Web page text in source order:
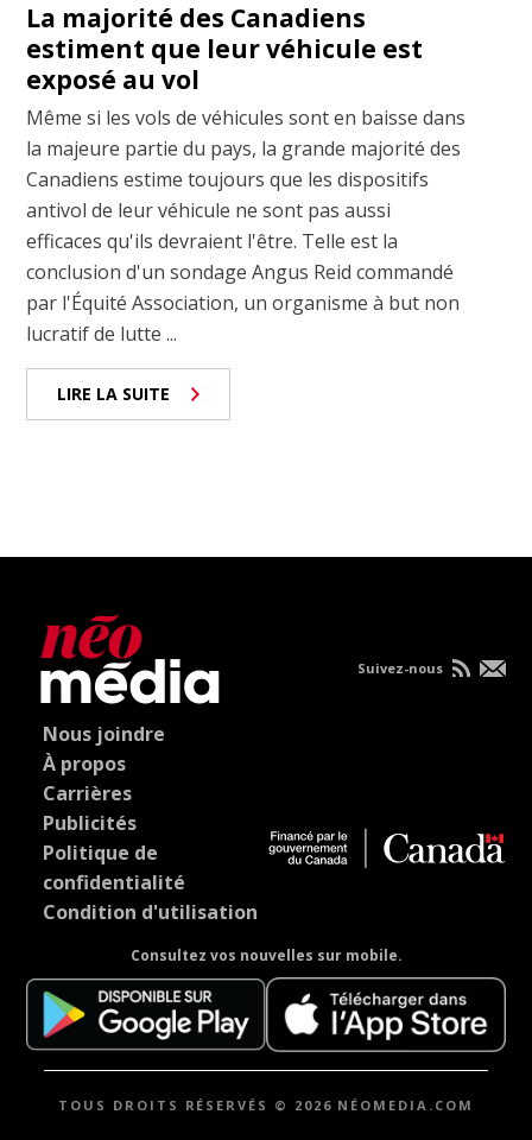
La majorité des Canadiens
estiment que leur véhicule est
exposé au vol
Même si les vols de véhicules sont en baisse dans
la majeure partie du pays, la grande majorité des
Canadiens estime toujours que les dispositifs
antivol de leur véhicule ne sont pas aussi
efficaces qu'ils devraient l'être. Telle est la
conclusion d'un sondage Angus Reid commandé
par l'Équité Association, un organisme à but non
lucratif de lutte ...
LIRE LA SUITE
Nous joindre
À propos
Carrières
Publicités
Politique de
confidentialité
Condition d'utilisation
Consultez vos nouvelles sur mobile.
Suivez-nous
TOUS DROITS RÉSERVÉS © 2026 NÉOMEDIA.COM